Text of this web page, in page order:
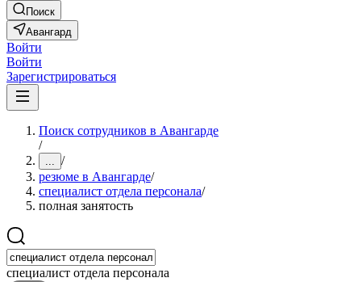
Поиск
Авангард
Войти
Войти
Зарегистрироваться
Поиск сотрудников в Авангарде
/
... /
резюме в Авангарде/
специалист отдела персонала/
полная занятость
специалист отдела персонала